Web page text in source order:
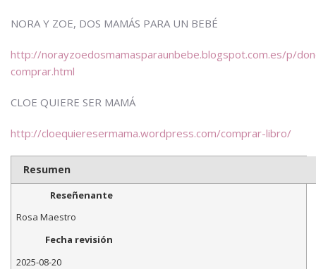
NORA Y ZOE, DOS MAMÁS PARA UN BEBÉ
http://norayzoedosmamasparaunbebe.blogspot.com.es/p/
comprar.html
CLOE QUIERE SER MAMÁ
http://cloequieresermama.wordpress.com/comprar-libro/
Resumen
Reseñenante
Rosa Maestro
Fecha revisión
2025-08-20